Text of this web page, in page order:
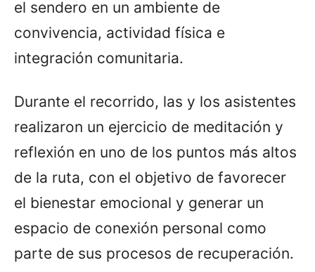
el sendero en un ambiente de
convivencia, actividad física e
integración comunitaria.
Durante el recorrido, las y los asistentes
realizaron un ejercicio de meditación y
reflexión en uno de los puntos más altos
de la ruta, con el objetivo de favorecer
el bienestar emocional y generar un
espacio de conexión personal como
parte de sus procesos de recuperación.